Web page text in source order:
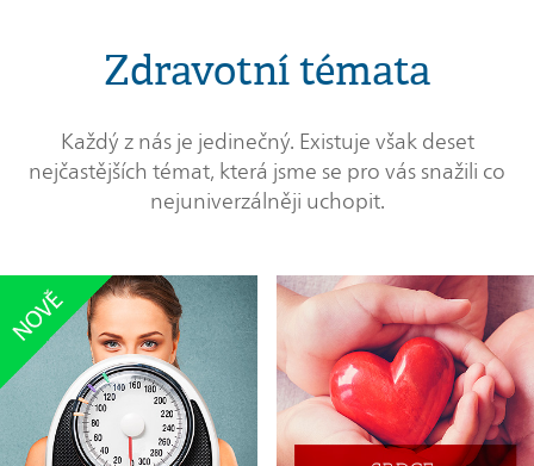
Zdravotní témata
Každý z nás je jedinečný. Existuje však deset
nejčastějších témat, která jsme se pro vás snažili co
nejuniverzálněji uchopit.